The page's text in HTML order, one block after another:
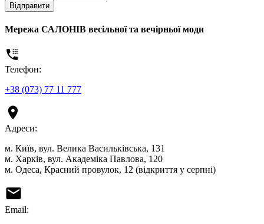
Відправити
Мережа САЛОНІВ весільної та вечірньої моди
Телефон:
+38 (073) 77 11 777
Адреси:
м. Київ, вул. Велика Васильківська, 131
м. Харків, вул. Академіка Павлова, 120
м. Одеса, Красний провулок, 12 (відкриття у серпні)
Email: